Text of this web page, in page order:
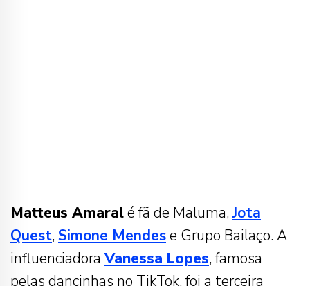
Matteus Amaralé fã de Maluma,Jota
Quest, Simone Mendese Grupo Bailaço. A
influenciadoraVanessa Lopes, famosa
pelas dancinhas no TikTok, foi a terceira